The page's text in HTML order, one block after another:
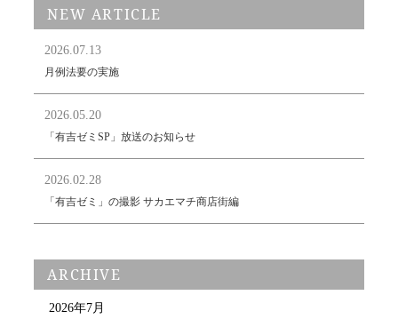
NEW ARTICLE
2026.07.13
月例法要の実施
2026.05.20
「有吉ゼミSP」放送のお知らせ
2026.02.28
「有吉ゼミ」の撮影 サカエマチ商店街編
ARCHIVE
2026年7月